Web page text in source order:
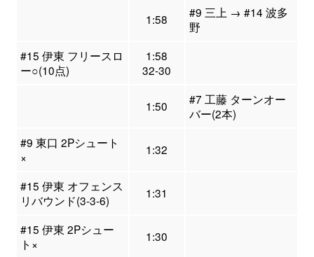
1:58
#9 三上 → #14 波多
野
#15 伊東 フリースロ
ー○(10点)
1:58
32-30
1:50
#7 工藤 ターンオー
バー(2本)
#9 東口 2Pシュート
×
1:32
#15 伊東 オフェンス
リバウンド(3-3-6)
1:31
#15 伊東 2Pシュー
ト×
1:30